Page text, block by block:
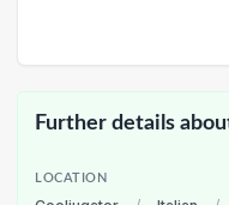
Further details
LOCATION